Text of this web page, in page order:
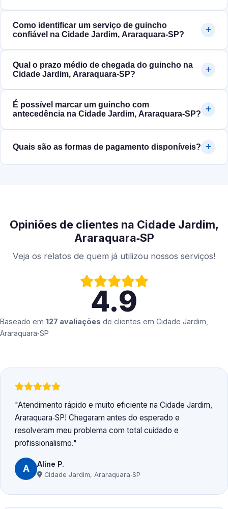
Como identificar um serviço de guincho
confiável na Cidade Jardim, Araraquara‑SP?
Qual o prazo médio de chegada do guincho na
Cidade Jardim, Araraquara‑SP?
É possível marcar um guincho com
antecedência na Cidade Jardim, Araraquara‑SP?
Quais são as formas de pagamento disponíveis?
Opiniões de clientes na Cidade Jardim,
Araraquara‑SP
Veja os relatos de quem já utilizou nossos serviços!
4.9
Baseado em 127 avaliações de clientes em Cidade Jardim,
Araraquara‑SP
Atendimento rápido e muito eficiente na Cidade Jardim,
Araraquara‑SP! Chegaram antes do esperado e
resolveram meu problema com total cuidado e
profissionalismo.
A Aline P.
Cidade Jardim, Araraquara‑SP